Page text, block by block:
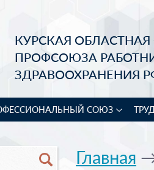
КУРСКАЯ
ПРОФСОЮЗА
ЗДРАВООХРАНЕНИЯ
СОЮЗ
Главная